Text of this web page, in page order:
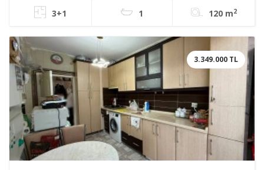
3+1 1 120 m2
3.349.000 TL